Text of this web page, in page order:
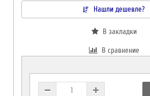
Нашли дешевле?
В закладки
В сравнение